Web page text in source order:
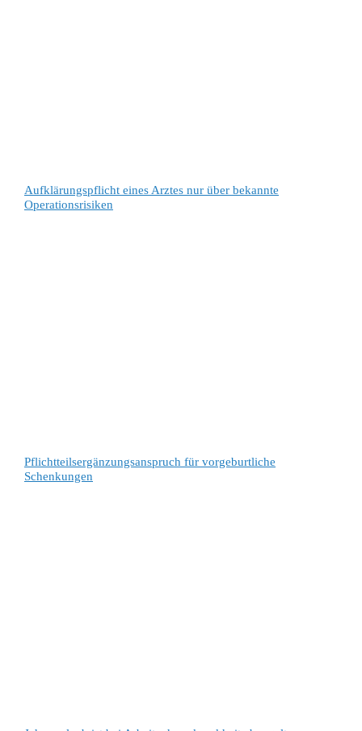
Aufklärungspflicht eines Arztes nur über bekannte
Operationsrisiken
Pflichtteilsergänzungsanspruch für vorgeburtliche
Schenkungen